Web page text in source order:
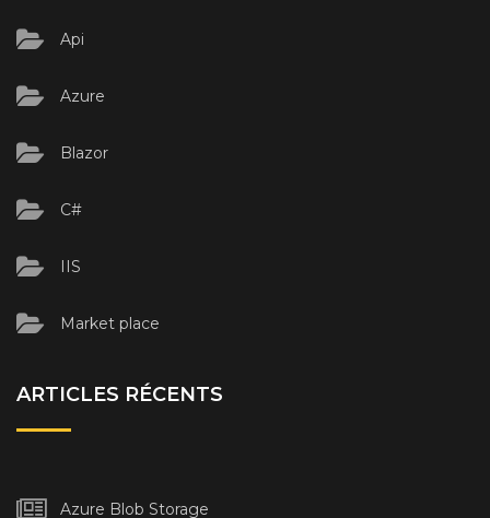
Api
Azure
Blazor
C#
IIS
Market place
ARTICLES RÉCENTS
Azure Blob Storage